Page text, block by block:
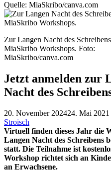
Quelle: MiaSkribo/canva.com
Zur Langen Nacht des
MiaSkribo Workshops. Foto:
MiaSkribo/canva.com
Jetzt anmelden zur
Nacht des
20. November 202424. Mai 2021
Stroisch
Virtuell finden dieses Jahr die
Langen Nacht des Schreibens
statt. Die Teilnahme ist
Workshop richtet sich an
an Erwachsene.